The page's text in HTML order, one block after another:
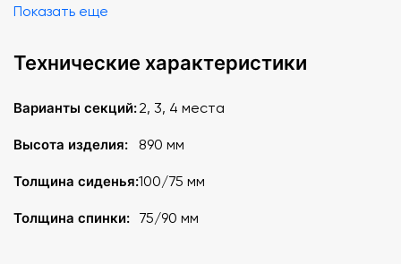
На спинке и сиденье установлены пластиковые
Дополнительно возможно установить мягкие вставки в
Крепление к полу: мобильные секции без крепления к
полу, при необходимости можно крепить к полу
Показать еще
Технические характеристики
Варианты секций:2, 3, 4 места
Высота изделия: 890 мм
Толщина сиденья:100/75 мм
Толщина спинки: 75/90 мм